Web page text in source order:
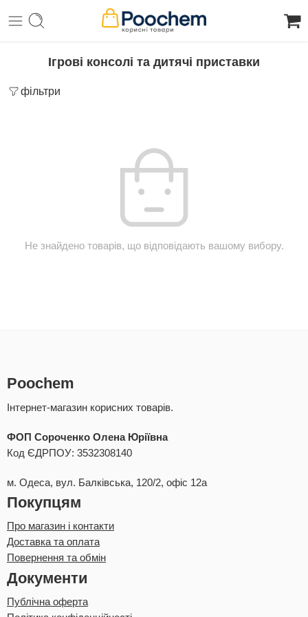
Ігрові консолі та дитячі приставки
фільтри
Не знайдено товарів, що відповідають вашому вибору.
Poochem
Інтернет-магазин корисних товарів.
ФОП Сороченко Олена Юріївна
Код ЄДРПОУ: 3532308140
м. Одеса, вул. Балківська, 120/2, офіс 12а
Покупцям
Про магазин і контакти
Доставка та оплата
Повернення та обмін
Документи
Публічна оферта